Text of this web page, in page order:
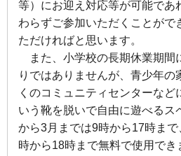
等）にお迎え対応等が可能であ
わらずご参加いただくことがで
ただければと思います。
また、小学校の長期休業期間
りではありませんが、青少年の
くのコミュニティセンターなど
いう靴を脱いで自由に遊べるス
から3月までは9時から17時ま
時から18時まで無料で使用でき